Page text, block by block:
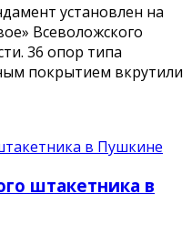
установлен на
Всеволожского
36 опор типа
покрытием вкрутили
штакетника в